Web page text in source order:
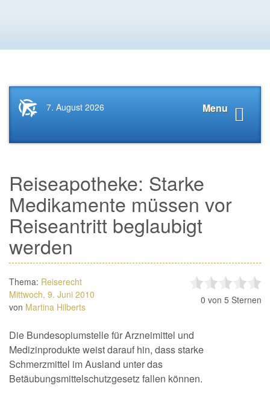
Startseite
News.Tourismus.com
Menu
7. August 2026
Reiseapotheke: Starke
Medikamente müssen vor
Reiseantritt beglaubigt
werden
Thema: Reiserecht
Mittwoch, 9. Juni 2010
von Martina Hilberts
0 von 5 Sternen
Die Bundesopiumstelle für Arzneimittel und
Medizinprodukte weist darauf hin, dass starke
Schmerzmittel im Ausland unter das
Betäubungsmittelschutzgesetz fallen können.